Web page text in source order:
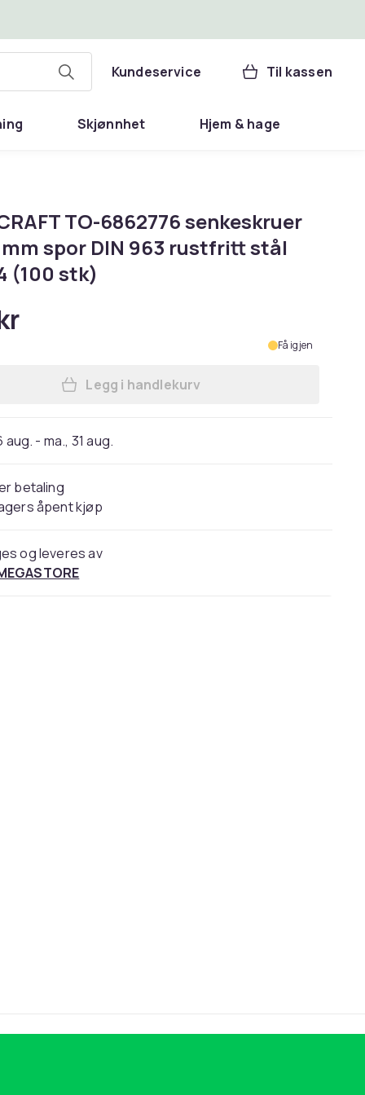
Kundeservice Til kassen
Skjønnhet Hjem & hage
TO-6862776 senkeskruer
mm spor DIN 963 rustfritt stål
(100 stk)
Få igjen
Legg TOOLCRAFT TO-6862776
Legg i handlekurv
aug. - ma., 31 aug.
betaling
åpent kjøp
og leveres av